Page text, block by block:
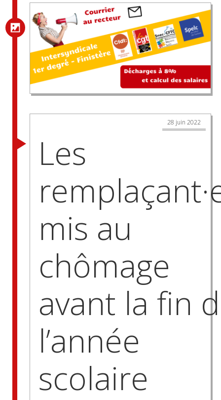
28 juin 2022
Les
mis au
chômage
avant la fin
l’année
scolaire